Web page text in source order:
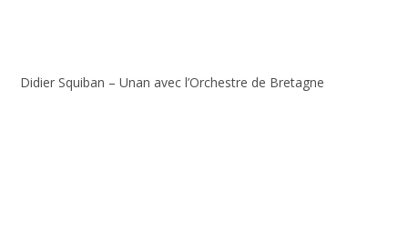
Didier Squiban – Unan avec l’Orchestre de Bretagne